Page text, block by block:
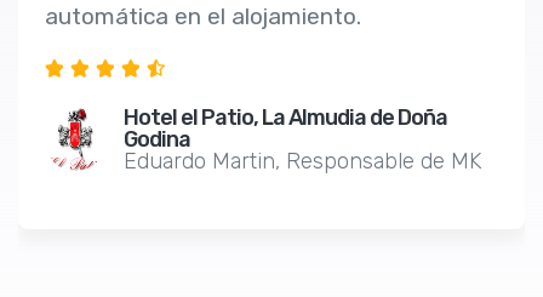
automática en el alojamiento.
Hotel el Patio, La Almudia de Doña
Godina
Eduardo Martin, Responsable de MK